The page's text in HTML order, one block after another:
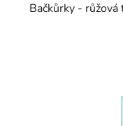
Bačkůrky -